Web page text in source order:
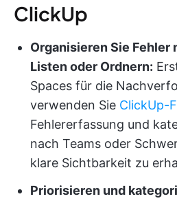
ClickUp
Organisieren Sie Fehler
Listen oder Ordnern:
Spaces für die
verwenden Sie ClickUp-
Fehlererfassung und
nach Teams oder
klare Sichtbarkeit zu
Priorisieren und